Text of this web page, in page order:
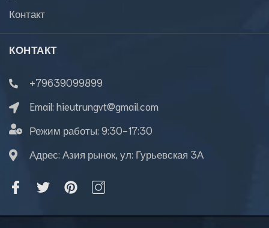
Контакт
КОНТАКТ
+79639099899
Email: hieutrungvt@gmail.com
Режим работы: 9:30-17:30
Адрес: Азия рынок, ул: Гурьевская 3А